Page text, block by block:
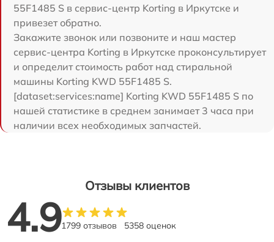
55F1485 S в сервис-центр Korting в Иркутске и
привезет обратно.
Закажите звонок или позвоните и наш мастер
сервис-центра Korting в Иркутске проконсультирует
и определит стоимость работ над стиральной
машины Korting KWD 55F1485 S.
[dataset:services:name] Korting KWD 55F1485 S по
нашей статистике в среднем занимает 3 часа при
наличии всех необходимых запчастей.
Отзывы клиентов
4.91799 отзывов 5358 оценок